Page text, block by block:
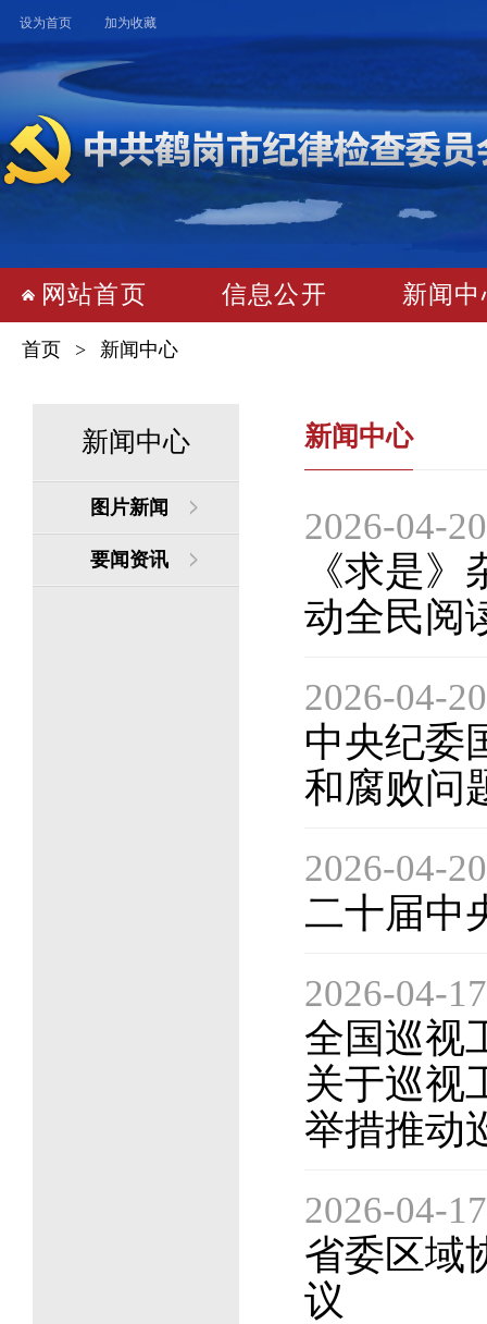
设为首页 加为收藏
网站首页 信息公开 新闻中
首页 > 新闻中心
新闻中心
图片新闻
要闻资讯
新闻中心
2026-04-20
《求是
动全民阅
2026-04-20
中央纪委
和腐败问
2026-04-20
二十届中
2026-04-17
全国巡视
关于巡视
举措推动
2026-04-17
省委区域
议